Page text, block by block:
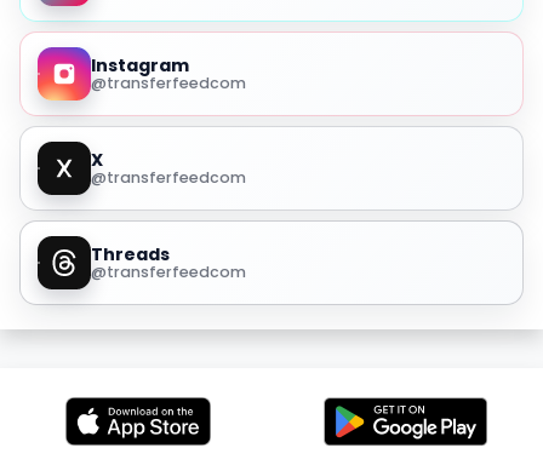
Instagram
@transferfeedcom
X
@transferfeedcom
Threads
@transferfeedcom